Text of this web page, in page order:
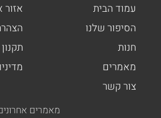
הבית
שלנו
אזור אישי
הצהרת נגישות
מדיניות פרטיות
מאמרים אחרונים